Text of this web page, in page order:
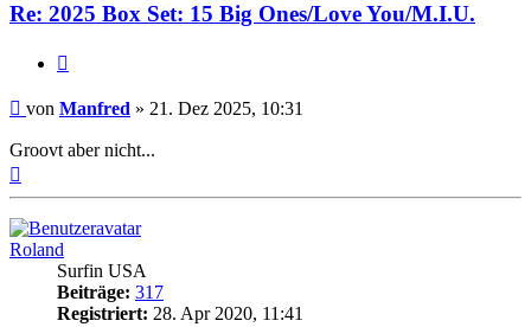
Re: 2025 Box Set: 15 Big Ones/Love You/M.I.U.
Beitrag
von Manfred » 21. Dez 2025, 10:31
Groovt aber nicht...
Roland
Surfin USA
Beiträge: 317
Registriert: 28. Apr 2020, 11:41